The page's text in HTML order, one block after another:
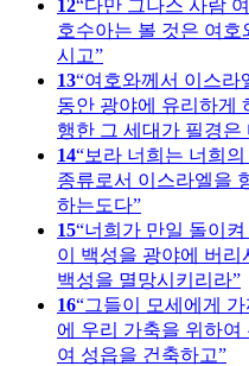
12 다만 그나스 사람
호수아는 볼 것은 여
시고
13 여호와께서 이스라
동안 광야에 유리하게
행한 그 세대가 필경
14 보라 너희는 너희
종류로서 이스라엘을
하는도다
15 너희가 만일 돌이
이 백성을 광야에 버
백성을 멸망시키리라
16 그들이 모세에게
에 우리 가축을 위하
여 성읍을 건축하고